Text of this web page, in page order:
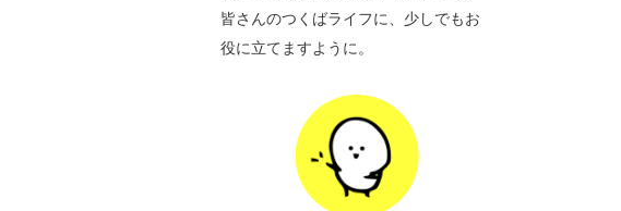
皆さんのつくばライフに、少しでもお
役に立てますように。